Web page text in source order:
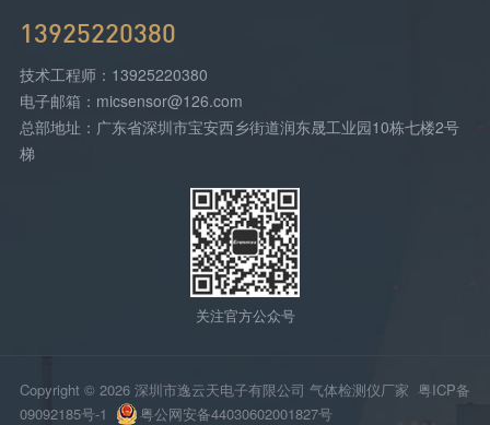
13925220380
技术工程师：13925220380
电子邮箱：micsensor@126.com
总部地址：广东省深圳市宝安西乡街道润东晟工业园10栋七楼2号
梯
关注官方公众号
Copyright © 2026 深圳市逸云天电子有限公司 气体检测仪厂家 粤ICP备
09092185号-1
粤公网安备44030602001827号